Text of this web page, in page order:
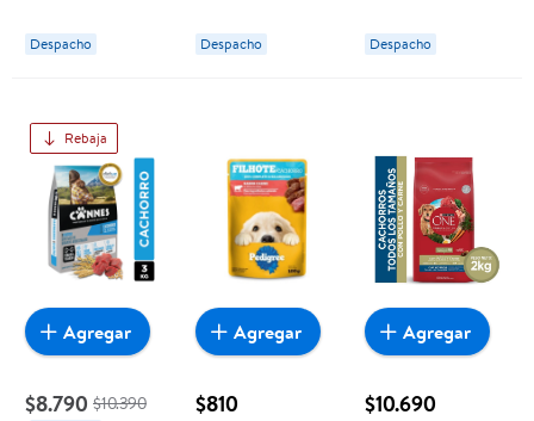
Pollo Pouch 85 g
Master Dog
Despacho
Champion Dog
Despacho
Champion Dog
Despacho
Rebaja
$8.790 $10.390
Agregar
$810
Agregar
$10.690
Agregar